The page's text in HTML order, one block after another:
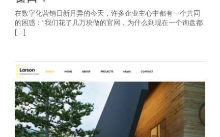
在数字化营销日新月异的今天，许多企业主心中都有一个共同
的困惑：“我们花了几万块做的官网，为什么到现在一个询盘都
[…]